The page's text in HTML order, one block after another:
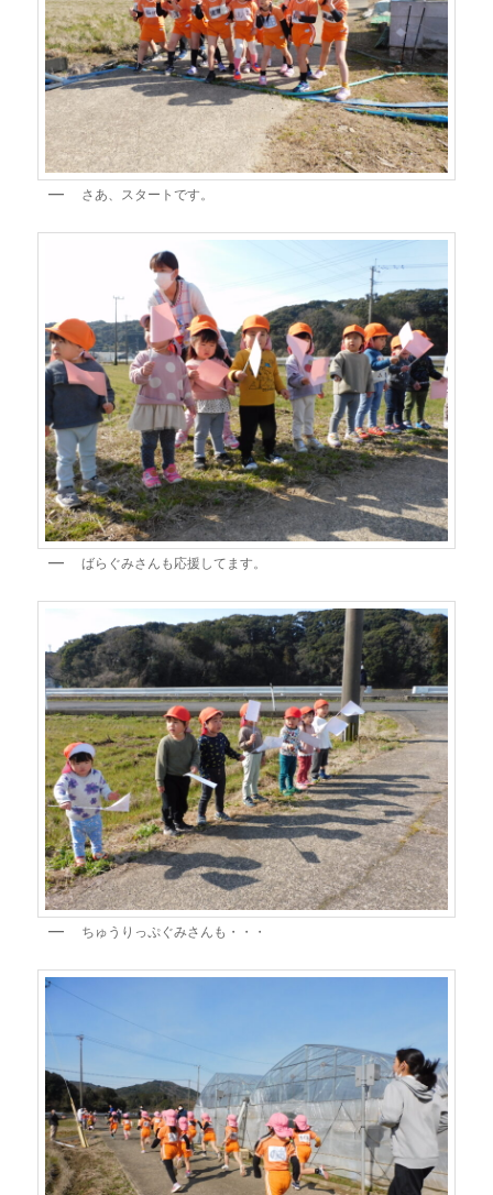
さあ、スタートです。
ばらぐみさんも応援してます。
ちゅうりっぷぐみさんも・・・